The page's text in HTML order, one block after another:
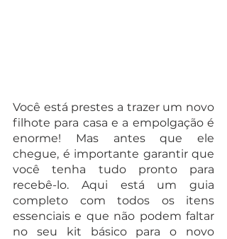
Você está prestes a trazer um novo
filhote para casa e a empolgação é
enorme! Mas antes que ele
chegue, é importante garantir que
você tenha tudo pronto para
recebê-lo. Aqui está um guia
completo com todos os itens
essenciais e que não podem faltar
no seu kit básico para o novo